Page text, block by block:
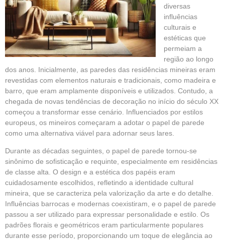
diversas
influências
culturais e
estéticas que
permeiam a
região ao longo
dos anos. Inicialmente, as paredes das residências mineiras eram
revestidas com elementos naturais e tradicionais, como madeira e
barro, que eram amplamente disponíveis e utilizados. Contudo, a
chegada de novas tendências de decoração no início do século XX
começou a transformar esse cenário. Influenciados por estilos
europeus, os mineiros começaram a adotar o papel de parede
como uma alternativa viável para adornar seus lares.
Durante as décadas seguintes, o papel de parede tornou-se
sinônimo de sofisticação e requinte, especialmente em residências
de classe alta. O design e a estética dos papéis eram
cuidadosamente escolhidos, refletindo a identidade cultural
mineira, que se caracteriza pela valorização da arte e do detalhe.
Influências barrocas e modernas coexistiram, e o papel de parede
passou a ser utilizado para expressar personalidade e estilo. Os
padrões florais e geométricos eram particularmente populares
durante esse período, proporcionando um toque de elegância ao